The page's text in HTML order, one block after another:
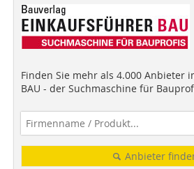
Finden Sie mehr als 4.000 Anbieter
BAU - der Suchmaschine für
Anbieter